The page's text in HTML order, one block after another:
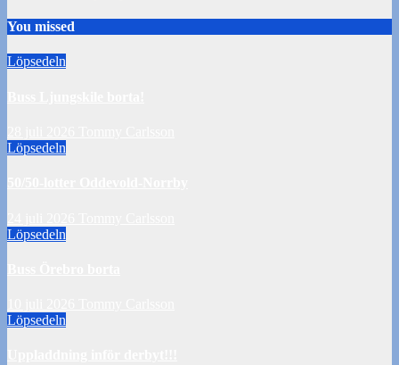
You missed
Löpsedeln
Löpsedeln
Löpsedeln
Löpsedeln